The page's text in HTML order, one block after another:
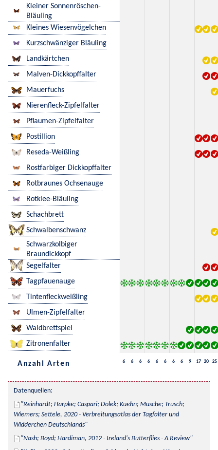
Kleiner Sonnenröschen-
Bläuling
Kleines Wiesenvögelchen
Kurzschwänziger Bläuling
Landkärtchen
Malven-Dickkopffalter
Mauerfuchs
Nierenfleck-Zipfelfalter
Pflaumen-Zipfelfalter
Postillion
Reseda-Weißling
Rostfarbiger Dickkopffalter
Rotbraunes Ochsenauge
Rotklee-Bläuling
Schachbrett
Schwalbenschwanz
Schwarzkolbiger
Braundickkopf
Segelfalter
Tagpfauenauge
Tintenfleckweißling
Ulmen-Zipfelfalter
Waldbrettspiel
Zitronenfalter
Anzahl Arten 6 6 6 6 6 6 6 6 9 17 20 25
Datenquellen:
Reinhardt; Harpke; Caspari; Dolek; Kuehn; Musche; Trusch;
Wiemers; Settele, 2020 - Verbreitungsatlas der Tagfalter und
Widderchen Deutschlands
Nash; Boyd; Hardiman, 2012 - Ireland's Butterflies - A Review